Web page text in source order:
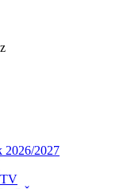
2026/2027
TV